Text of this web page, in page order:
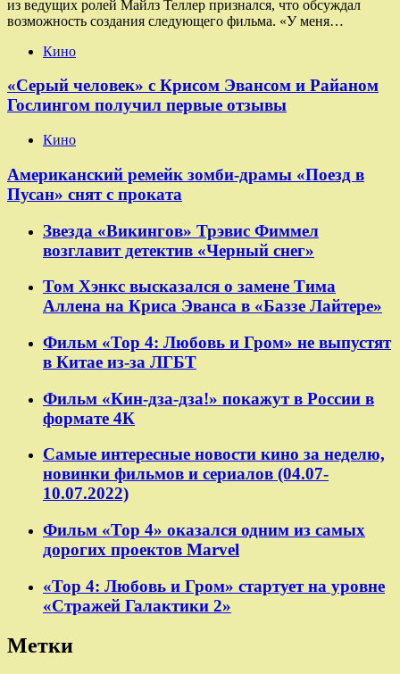
из ведущих ролей Майлз Теллер признался, что обсуждал
возможность создания следующего фильма. «У меня…
Кино
«Серый человек» с Крисом Эвансом и Райаном
Гослингом получил первые отзывы
Кино
Американский ремейк зомби-драмы «Поезд в
Пусан» снят с проката
Звезда «Викингов» Трэвис Фиммел
возглавит детектив «Черный снег»
Том Хэнкс высказался о замене Тима
Аллена на Криса Эванса в «Баззе Лайтере»
Фильм «Тор 4: Любовь и Гром» не выпустят
в Китае из-за ЛГБТ
Фильм «Кин-дза-дза!» покажут в России в
формате 4К
Самые интересные новости кино за неделю,
новинки фильмов и сериалов (04.07-
10.07.2022)
Фильм «Тор 4» оказался одним из самых
дорогих проектов Marvel
«Тор 4: Любовь и Гром» стартует на уровне
«Стражей Галактики 2»
Метки